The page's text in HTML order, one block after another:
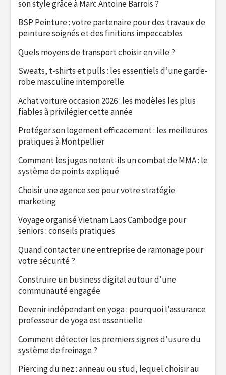
son style grâce à Marc Antoine Barrois ?
BSP Peinture : votre partenaire pour des travaux de
peinture soignés et des finitions impeccables
Quels moyens de transport choisir en ville ?
Sweats, t-shirts et pulls : les essentiels d’une garde-
robe masculine intemporelle
Achat voiture occasion 2026 : les modèles les plus
fiables à privilégier cette année
Protéger son logement efficacement : les meilleures
pratiques à Montpellier
Comment les juges notent-ils un combat de MMA : le
système de points expliqué
Choisir une agence seo pour votre stratégie
marketing
Voyage organisé Vietnam Laos Cambodge pour
seniors : conseils pratiques
Quand contacter une entreprise de ramonage pour
votre sécurité ?
Construire un business digital autour d’une
communauté engagée
Devenir indépendant en yoga : pourquoi l’assurance
professeur de yoga est essentielle
Comment détecter les premiers signes d’usure du
système de freinage ?
Piercing du nez : anneau ou stud, lequel choisir au